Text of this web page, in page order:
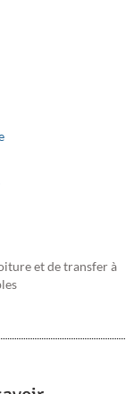
universitaire
et de transfer à